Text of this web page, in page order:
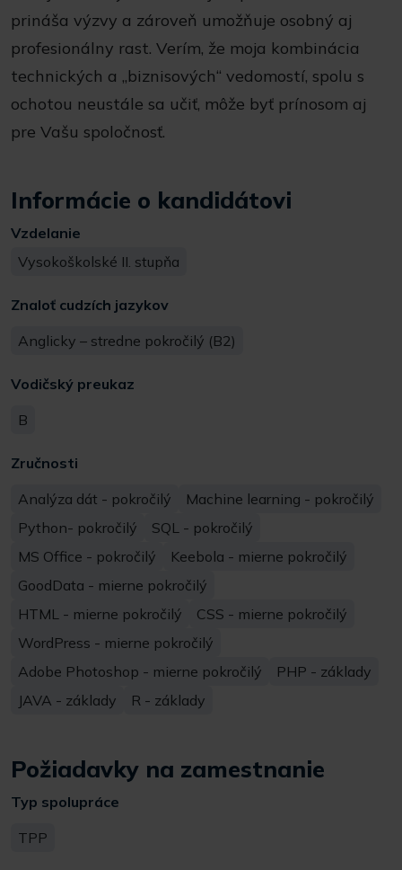
prináša výzvy a zároveň umožňuje osobný aj
profesionálny rast. Verím, že moja kombinácia
technických a ,,biznisových“ vedomostí, spolu s
ochotou neustále sa učiť, môže byť prínosom aj
pre Vašu spoločnosť.
Informácie o kandidátovi
Vzdelanie
Vysokoškolské II. stupňa
Znaloť cudzích jazykov
Anglicky – stredne pokročilý (B2)
Vodičský preukaz
B
Zručnosti
Analýza dát - pokročilý
Machine learning - pokročilý
Python- pokročilý
SQL - pokročilý
MS Office - pokročilý
Keebola - mierne pokročilý
GoodData - mierne pokročilý
HTML - mierne pokročilý
CSS - mierne pokročilý
WordPress - mierne pokročilý
Adobe Photoshop - mierne pokročilý
PHP - základy
JAVA - základy
R - základy
Požiadavky na zamestnanie
Typ spolupráce
TPP